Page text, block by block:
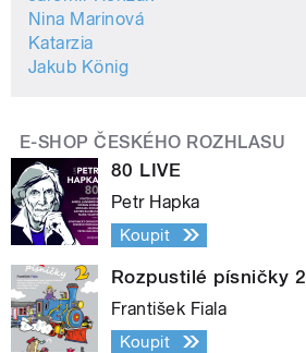
Nina Marinová
Katarzia
Jakub König
E-SHOP ČESKÉHO ROZHLASU
80 LIVE
Petr Hapka
Koupit
Rozpustilé písničky 2
František Fiala
Koupit